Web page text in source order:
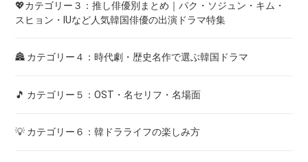
💖カテゴリー３：推し俳優別まとめ｜パク・ソジュン・キム・
スヒョン・IUなど人気韓国俳優の出演ドラマ特集
🏯 カテゴリー４：時代劇・歴史名作で選ぶ韓国ドラマ
🎵 カテゴリー５：OST・名セリフ・名場面
💡 カテゴリー６：韓ドラライフの楽しみ方